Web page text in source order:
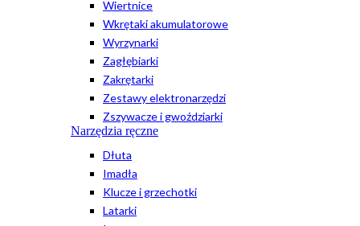
Wiertnice
Wkrętaki akumulatorowe
Wyrzynarki
Zagłębiarki
Zakrętarki
Zestawy elektronarzędzi
Zszywacze i gwoździarki
Narzędzia ręczne
Dłuta
Imadła
Klucze i grzechotki
Latarki